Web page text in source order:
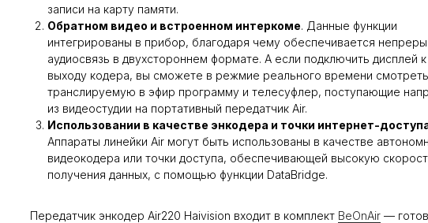
записи на карту памяти.
Обратном видео и встроенном интеркоме. Данные функции
интегрированы в прибор, благодаря чему обеспечивается
аудиосвязь в двухстороннем формате. А если подключить дисплей
выходу кодера, вы сможете в режмие реального времени смотреть
транслируемую в эфир программу и телесуфлер, поступающие
из видеостудии на портативный передатчик Air.
Использовании в качестве энкодера и точки интернет-
Аппараты линейки Air могут быть использованы в качестве
видеокодера или точки доступа, обеспечивающей высокую
получения данных, с помощью функции DataBridge.
Передатчик энкодер Air220 Haivision входит в комплект BeOnAir —